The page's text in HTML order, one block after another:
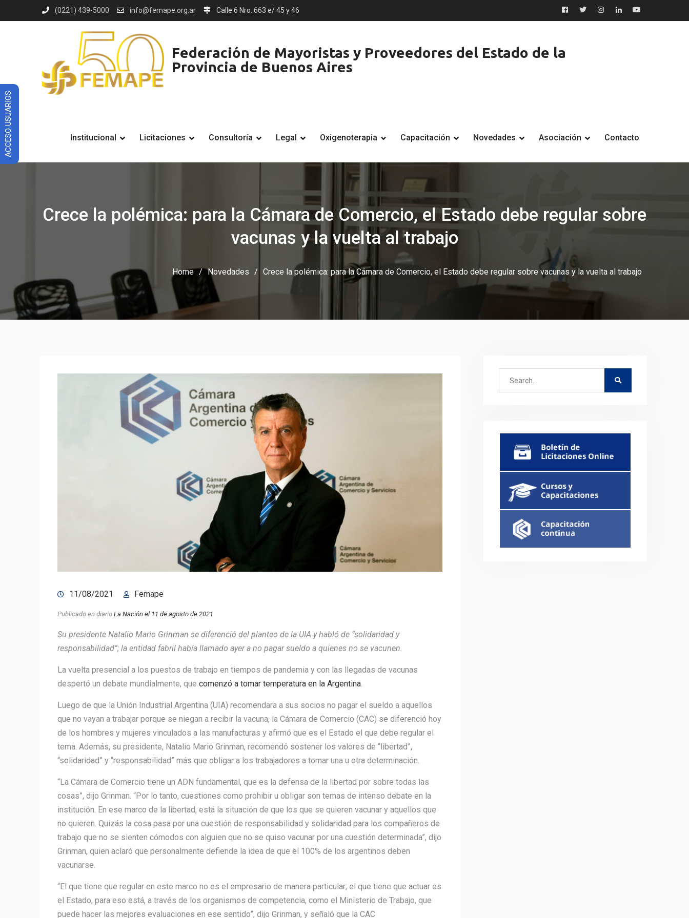
to
(0221) 439-5000 info@femape.org.ar Calle 6 Nro. 663 e/ 45 y 46
Facebook
TwitterInstagram
LinkedInYouTube
Federación de Mayoristas y Proveedores del Estado de la
Provincia de Buenos Aires
Institucional Licitaciones Consultoría Legal Oxigenoterapia Capacitación Novedades Asociación Contacto
Crece la polémica: para la Cámara de Comercio, el Estado debe regular sobre
vacunas y la vuelta al trabajo
Home Novedades Crece la polémica: para la Cámara de Comercio, el Estado debe regular sobre vacunas y la vuelta al trabajo
11/08/2021 Femape
Publicado en diario La Nación el 11 de agosto de 2021
Su presidente Natalio Mario Grinman se diferenció del planteo de la UIA y habló de “solidaridad y
responsabilidad”; la entidad fabril había llamado ayer a no pagar sueldo a quienes no se vacunen.
La vuelta presencial a los puestos de trabajo en tiempos de pandemia y con las llegadas de vacunas
despertó un debate mundialmente, que comenzó a tomar temperatura en la Argentina.
Luego de que la Unión Industrial Argentina (UIA) recomendara a sus socios no pagar el sueldo a aquellos
que no vayan a trabajar porque se niegan a recibir la vacuna, la Cámara de Comercio (CAC) se diferenció hoy
de los hombres y mujeres vinculados a las manufacturas y afirmó que es el Estado el que debe regular el
tema. Además, su presidente, Natalio Mario Grinman, recomendó sostener los valores de “libertad”,
“solidaridad” y “responsabilidad” más que obligar a los trabajadores a tomar una u otra determinación.
“La Cámara de Comercio tiene un ADN fundamental, que es la defensa de la libertad por sobre todas las
cosas”, dijo Grinman. “Por lo tanto, cuestiones como prohibir u obligar son temas de intenso debate en la
institución. En ese marco de la libertad, está la situación de que los que se quieren vacunar y aquellos que
no quieren. Quizás la cosa pasa por una cuestión de responsabilidad y solidaridad para los compañeros de
trabajo que no se sienten cómodos con alguien que no se quiso vacunar por una cuestión determinada”, dijo
Grinman, quien aclaró que personalmente defiende la idea de que el 100% de los argentinos deben
vacunarse.
“El que tiene que regular en este marco no es el empresario de manera particular; el que tiene que actuar es
el Estado, para eso está, a través de los organismos de competencia, como el Ministerio de Trabajo, que
puede hacer las mejores evaluaciones en ese sentido”, dijo Grinman, y señaló que la CAC
ACCESO USUARIOS